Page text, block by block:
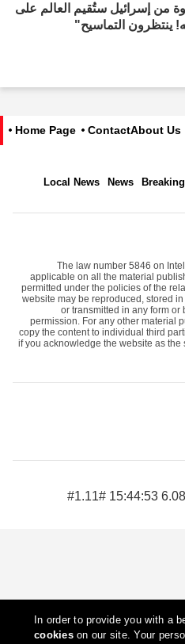
إسرائيل ستُقيم العالم على
التماسيح"
About
Contact
Home Page
News
Local News
The law number 5846 on
applicable on all the material
permitted under the policies of the
website may be reproduced,
or transmitted in any form
permission. For any other
copy the content to individual third
if you acknowledge the website as
In order to provide you with
cookieson our site. Your